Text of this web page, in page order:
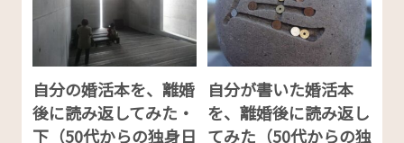
自分の婚活本を、離婚
後に読み返してみた・
下（50代からの独身日
自分が書いた婚活本
を、離婚後に読み返し
てみた（50代からの独